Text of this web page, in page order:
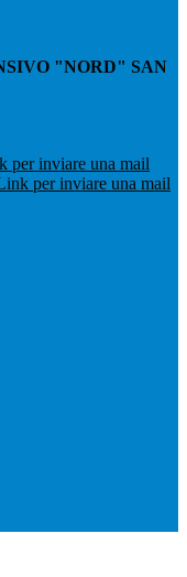
"NORD" SAN
per inviare una mail
per inviare una mail